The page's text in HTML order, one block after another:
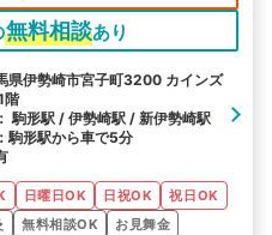
無料相談あり
県伊勢崎市宮子町3200 カインズ
階
駒形駅 / 伊勢崎駅 / 新伊勢崎駅
駒形駅から車で5分
日曜日OK 日祝OK
祝日OK
無料相談OK お見舞金